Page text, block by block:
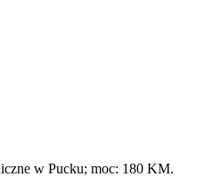
w Pucku; moc: 180 KM.